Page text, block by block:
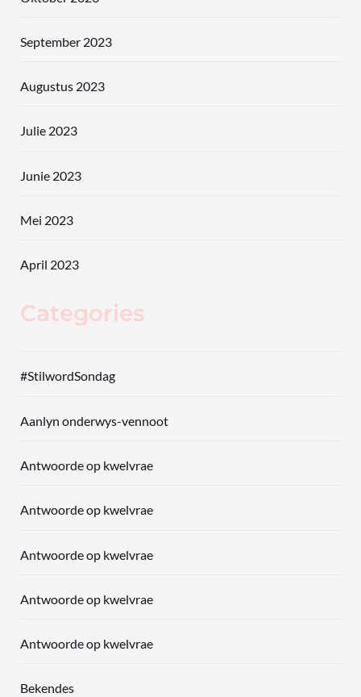
September 2023
Augustus 2023
Julie 2023
Junie 2023
Mei 2023
April 2023
Categories
#StilwordSondag
Aanlyn onderwys-vennoot
Antwoorde op kwelvrae
Antwoorde op kwelvrae
Antwoorde op kwelvrae
Antwoorde op kwelvrae
Antwoorde op kwelvrae
Bekendes